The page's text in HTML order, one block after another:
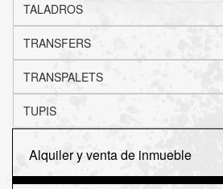
TALADROS
TRANSFERS
TRANSPALETS
TUPIS
Alquiler y venta de inmueble